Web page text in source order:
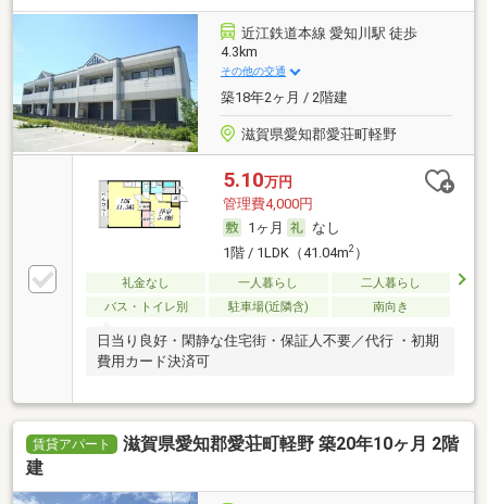
近江鉄道本線 愛知川駅 徒歩
4.3km
その他の交通
築18年2ヶ月 / 2階建
滋賀県愛知郡愛荘町軽野
5.10万円
管理費4,000円
1ヶ月
なし
1階 / 1LDK（41.04m2）
礼金なし 一人暮らし
二人暮らし
バス・トイレ別
駐車場(近隣含) 南向き
日当り良好・閑静な住宅街・保証人不要／代行 ・初期
費用カード決済可
賃貸アパート
滋賀県愛知郡愛荘町軽野 築20年10ヶ月 2階
建